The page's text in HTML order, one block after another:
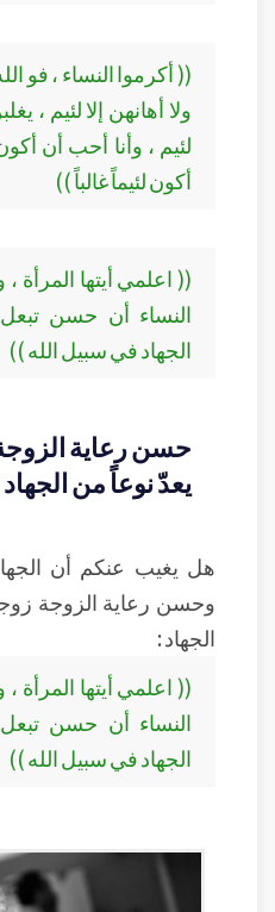
(( أكرموا النساء ، فو
ولا أهانهن إلا لئيم ،
لئيم ، وأنا أحب أن
أكون لئيماً غالباً ))
(( اعلمي أيتها
النساء أن حسن
الجهاد في سبيل الله ))
حسن رعاية
يعدّ نوعاً من
هل يغيب عنكم أن
وحسن رعاية الزوجة
الجهاد :
(( اعلمي أيتها
النساء أن حسن
الجهاد في سبيل الله ))